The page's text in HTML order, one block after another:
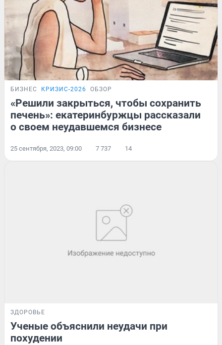
БИЗНЕС КРИЗИС-2026 ОБЗОР
«Решили закрыться, чтобы сохранить
печень»: екатеринбуржцы рассказали
о своем неудавшемся бизнесе
25 сентября, 2023, 09:00 7 737 14
ЗДОРОВЬЕ
Ученые объяснили неудачи при
похудении